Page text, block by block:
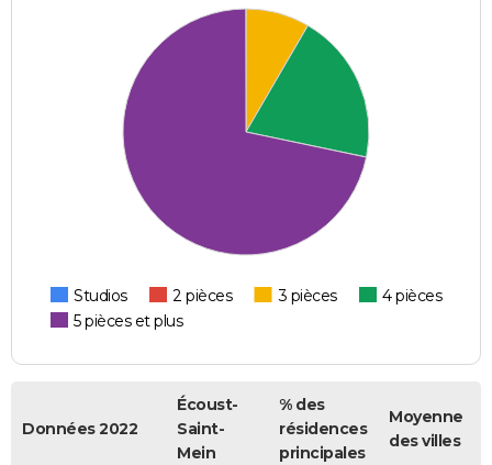
Studios 2 pièces 3 pièces
4 pièces
5 pièces et plus
Données 2022
Écoust-
Saint-
Mein
% des
résidences
principales
Moyenne
des villes